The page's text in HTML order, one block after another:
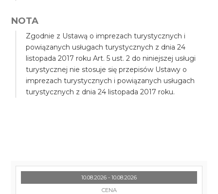
NOTA
Zgodnie z Ustawą o imprezach turystycznych i
powiązanych usługach turystycznych z dnia 24
listopada 2017 roku Art. 5 ust. 2 do niniejszej usługi
turystycznej nie stosuje się przepisów Ustawy o
imprezach turystycznych i powiązanych usługach
turystycznych z dnia 24 listopada 2017 roku.
10.08.2026 - 10.08.2026
CENA